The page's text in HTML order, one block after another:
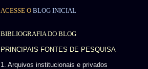
ACESSE O BLOG INICIAL
BIBLIOGRAFIA DO BLOG
PRINCIPAIS FONTES DE PESQUISA
1. Arquivos institucionais e privados